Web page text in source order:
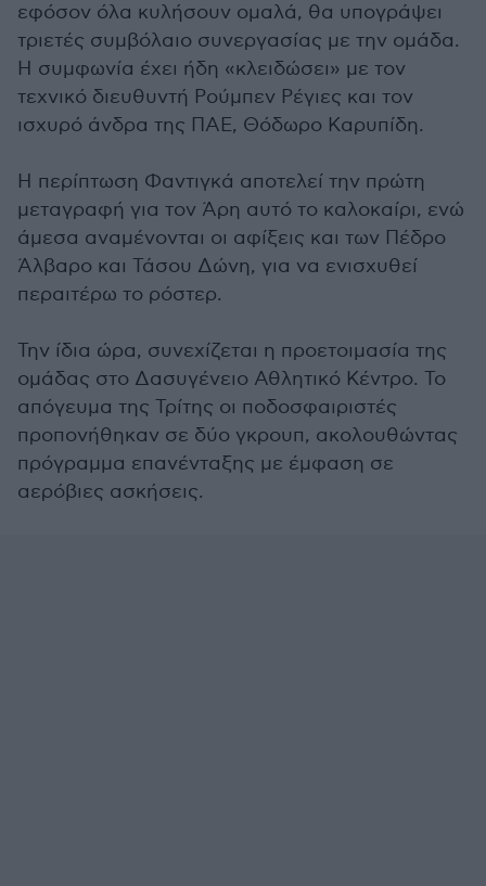
εφόσον όλα κυλήσουν ομαλά, θα υπογράψει
τριετές συμβόλαιο συνεργασίας με την ομάδα.
Η συμφωνία έχει ήδη «κλειδώσει» με τον
τεχνικό διευθυντή Ρούμπεν Ρέγιες και τον
ισχυρό άνδρα της ΠΑΕ, Θόδωρο Καρυπίδη.
Η περίπτωση Φαντιγκά αποτελεί την πρώτη
μεταγραφή για τον Άρη αυτό το καλοκαίρι, ενώ
άμεσα αναμένονται οι αφίξεις και των Πέδρο
Άλβαρο και Τάσου Δώνη, για να ενισχυθεί
περαιτέρω το ρόστερ.
Την ίδια ώρα, συνεχίζεται η προετοιμασία της
ομάδας στο Δασυγένειο Αθλητικό Κέντρο. Το
απόγευμα της Τρίτης οι ποδοσφαιριστές
προπονήθηκαν σε δύο γκρουπ, ακολουθώντας
πρόγραμμα επανένταξης με έμφαση σε
αερόβιες ασκήσεις.